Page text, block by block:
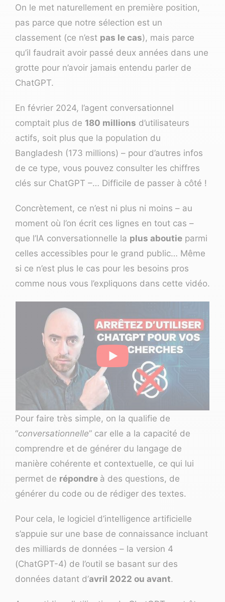
On le met naturellement en première position,
pas parce que notre sélection est un
classement (ce n’est pas le cas), mais parce
qu’il faudrait avoir passé deux années dans une
grotte pour n’avoir jamais entendu parler de
ChatGPT.
En février 2024, l’agent conversationnel
comptait plus de 180 millions d’utilisateurs
actifs, soit plus que la population du
Bangladesh (173 millions) – pour d’autres infos
de ce type, vous pouvez consulter les chiffres
clés sur ChatGPT –… Difficile de passer à côté !
Concrètement, ce n’est ni plus ni moins – au
moment où l’on écrit ces lignes en tout cas –
que l’IA conversationnelle la plus aboutie parmi
celles accessibles pour le grand public… Même
si ce n’est plus le cas pour les besoins pros
comme nous vous l’expliquons dans cette vidéo.
Pour faire très simple, on la qualifie de
“conversationnelle” car elle a la capacité de
comprendre et de générer du langage de
manière cohérente et contextuelle, ce qui lui
permet de répondre à des questions, de
générer du code ou de rédiger des textes.
Pour cela, le logiciel d’intelligence artificielle
s’appuie sur une base de connaissance incluant
des milliards de données – la version 4
(ChatGPT-4) de l’outil se basant sur des
données datant d’avril 2022 ou avant.